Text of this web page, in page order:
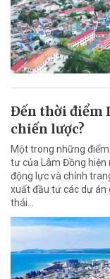
Đến thời điểm
chiến lược?
Một trong những
tư của Lâm Đồng hiện
động lực và chỉnh
xuất đầu tư các dự án
thái…